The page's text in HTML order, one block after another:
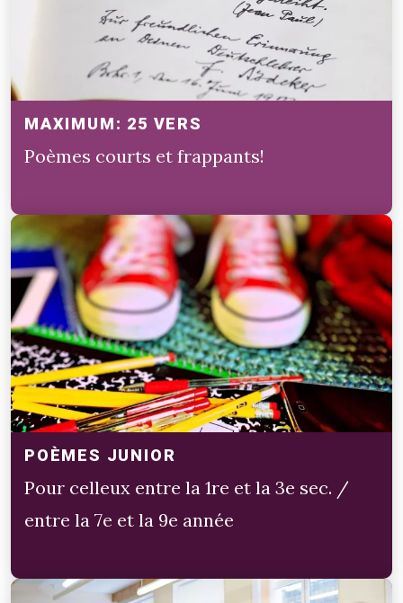
MAXIMUM: 25 VERS
Poèmes courts et frappants!
POÈMES JUNIOR
Pour celleux entre la 1re et la 3e sec. /
entre la 7e et la 9e année